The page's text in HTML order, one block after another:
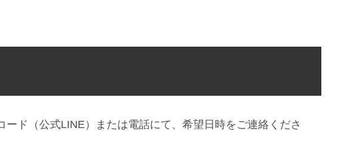
ード（公式LINE）または電話にて、希望日時をご連絡くださ